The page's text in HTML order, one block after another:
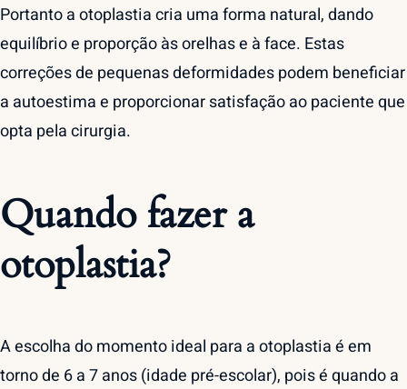
Portanto a otoplastia cria uma forma natural, dando
equilíbrio e proporção às orelhas e à face. Estas
correções de pequenas deformidades podem beneficiar
a autoestima e proporcionar satisfação ao paciente que
opta pela cirurgia.
Quando fazer a
otoplastia?
A escolha do momento ideal para a otoplastia é em
torno de 6 a 7 anos (idade pré-escolar), pois é quando a